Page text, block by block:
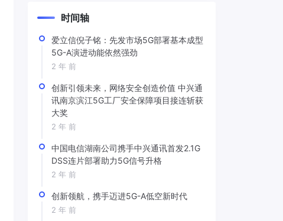
时间轴
爱立信倪子铭：先发市场5G部署基本成型
5G-A演进动能依然强劲
2 年 前
创新引领未来，网络安全创造价值 中兴通
讯南京滨江5G工厂安全保障项目接连斩获
大奖
2 年 前
中国电信湖南公司携手中兴通讯首发2.1G
DSS连片部署助力5G信号升格
2 年 前
创新领航，携手迈进5G-A低空新时代
2 年 前